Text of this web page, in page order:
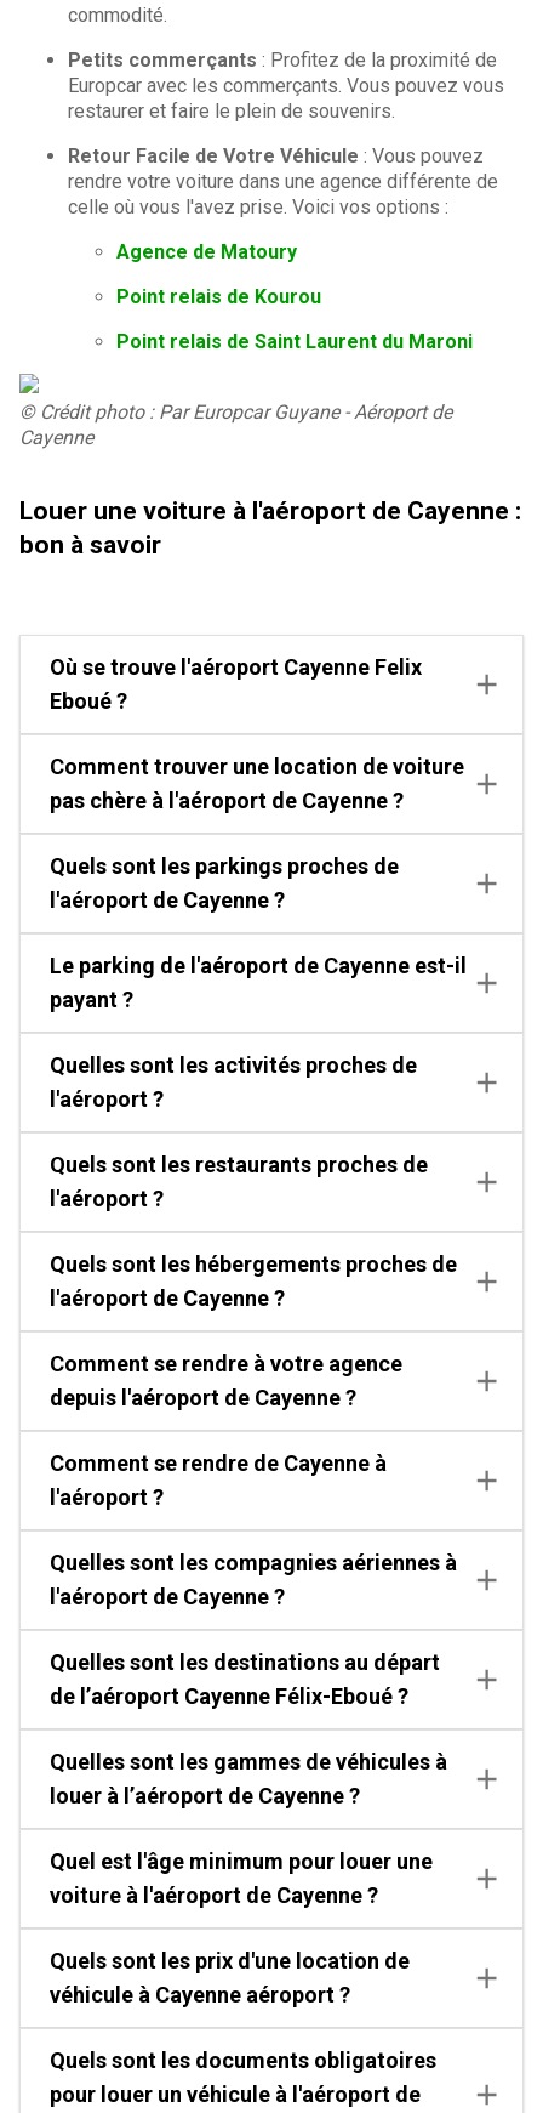
commodité.
Petits commerçants : Profitez de la proximité de
Europcar avec les commerçants. Vous pouvez vous
restaurer et faire le plein de souvenirs.
Retour Facile de Votre Véhicule : Vous pouvez
rendre votre voiture dans une agence différente de
celle où vous l'avez prise. Voici vos options :
Agence de Matoury
Point relais de Kourou
Point relais de Saint Laurent du Maroni
© Crédit photo : Par Europcar Guyane - Aéroport de
Cayenne
Louer une voiture à l'aéroport de Cayenne :
bon à savoir
Où se trouve l'aéroport Cayenne Felix
Eboué ?
Comment trouver une location de voiture
pas chère à l'aéroport de Cayenne ?
Quels sont les parkings proches de
l'aéroport de Cayenne ?
Le parking de l'aéroport de Cayenne est-il
payant ?
Quelles sont les activités proches de
l'aéroport ?
Quels sont les restaurants proches de
l'aéroport ?
Quels sont les hébergements proches de
l'aéroport de Cayenne ?
Comment se rendre à votre agence
depuis l'aéroport de Cayenne ?
Comment se rendre de Cayenne à
l'aéroport ?
Quelles sont les compagnies aériennes à
l'aéroport de Cayenne ?
Quelles sont les destinations au départ
de l’aéroport Cayenne Félix-Eboué ?
Quelles sont les gammes de véhicules à
louer à l’aéroport de Cayenne ?
Quel est l'âge minimum pour louer une
voiture à l'aéroport de Cayenne ?
Quels sont les prix d'une location de
véhicule à Cayenne aéroport ?
Quels sont les documents obligatoires
pour louer un véhicule à l'aéroport de